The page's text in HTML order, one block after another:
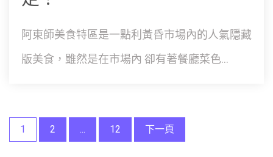
阿東師美食特區是一點利黃昏市場內的人氣隱藏
版美食，雖然是在市場內 卻有著餐廳菜色...
文
1 2 ... 12 下一頁